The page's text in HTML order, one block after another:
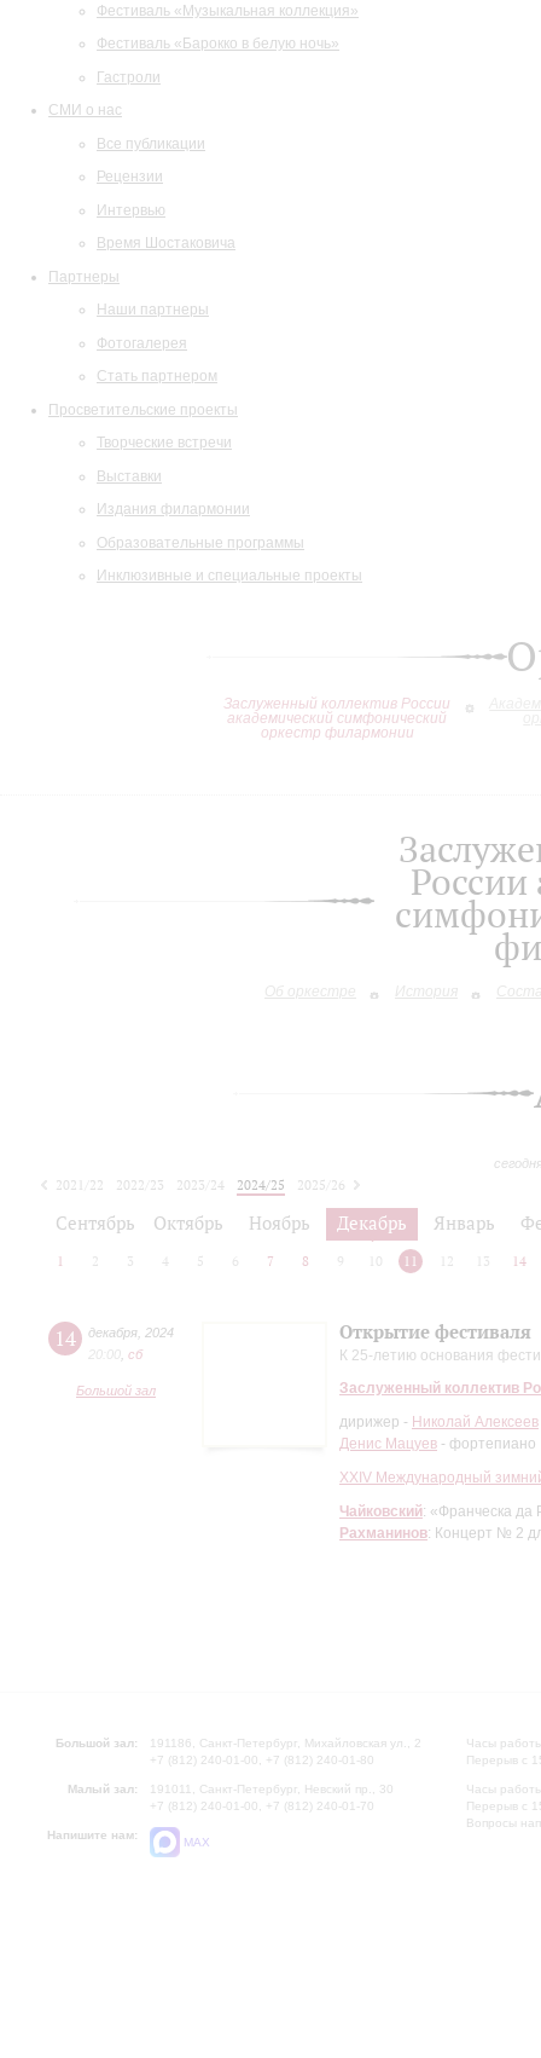
Фестиваль «Музыкальная коллекция»
Фестиваль «Барокко в белую ночь»
Гастроли
СМИ о нас
Все публикации
Рецензии
Интервью
Время Шостаковича
Партнеры
Наши партнеры
Фотогалерея
Стать партнером
Просветительские проекты
Творческие встречи
Выставки
Издания филармонии
Образовательные программы
Инклюзивные и специальные проекты
Заслуженный коллектив России
академический симфонический
оркестр филармонии
Об оркестре История
2021/22 2022/23 2023/24 2024/25
2025/26
Сентябрь Октябрь Ноябрь Декабрь Январь
1 2 3 4 5 6 7 8 9 10 11 12 13 14
14 декабря 2024
20:00 сб
Большой зал
Открытие фестиваля
К 25-летию основания
Заслуженный коллектив
дирижер - Николай Алексеев
Денис Мацуев - фортепиано
XXIV Международный
Чайковский: «Франческа да
Рахманинов: Концерт № 2
Большой зал:
191186, Санкт-Петербург, Михайловская ул., 2
+7 (812) 240-01-00, +7 (812) 240-01-80
Малый зал:
191011, Санкт-Петербург, Невский пр., 30
+7 (812) 240-01-00, +7 (812) 240-01-70
Напишите нам:
MAX
Часы
Перерыв с
Часы
Перерыв с
Вопросы